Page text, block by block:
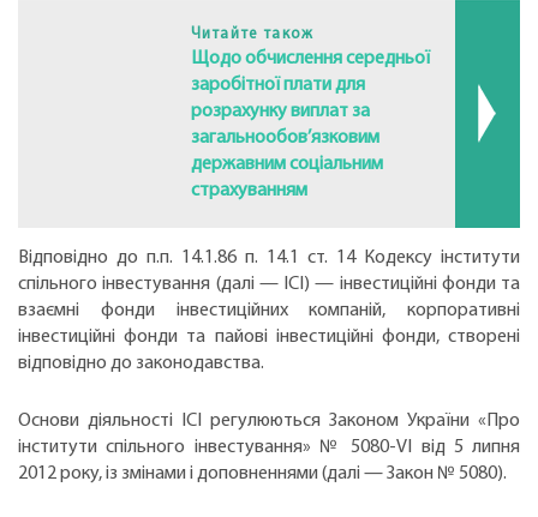
Читайте також
Щодо обчислення середньої
заробітної плати для
розрахунку виплат за
загальнообов’язковим
державним соціальним
страхуванням
Відповідно до п.п. 14.1.86 п. 14.1 ст. 14 Кодексу інститути
спільного інвестування (далі — ІСІ) — інвестиційні фонди та
взаємні фонди інвестиційних компаній, корпоративні
інвестиційні фонди та пайові інвестиційні фонди, створені
відповідно до законодавства.
Основи діяльності ІСІ регулюються Законом України «Про
інститути спільного інвестування» № 5080-VІ від 5 липня
2012 року, із змінами і доповненнями (далі — Закон № 5080).